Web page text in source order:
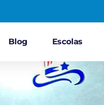
Blog Escolas